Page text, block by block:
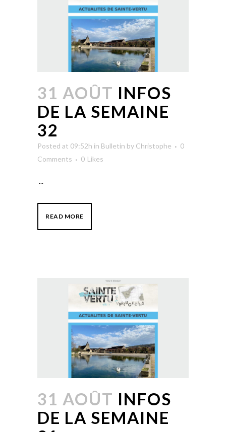
31 AOÛT INFOS
DE LA SEMAINE
32
Posted at 09:52h in Bulletin by Christophe
0
Comments
0 Likes
...
READ MORE
31 AOÛT INFOS
DE LA SEMAINE